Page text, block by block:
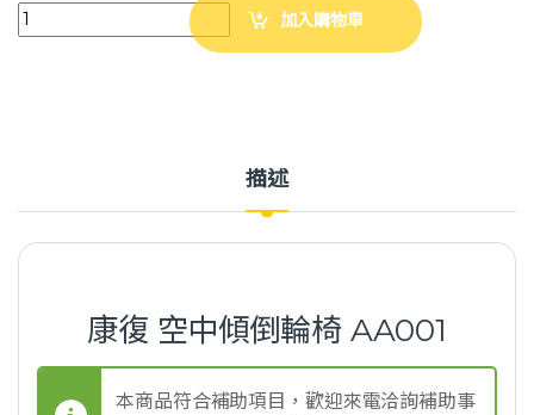
康復 空中傾倒輪椅 斜躺輪椅 (座寬16“/18“) 輪椅 AA001 安愛 A&I
加入購物車
描述
康復 空中傾倒輪椅 AA001
本商品符合補助項目，歡迎來電洽詢補助事